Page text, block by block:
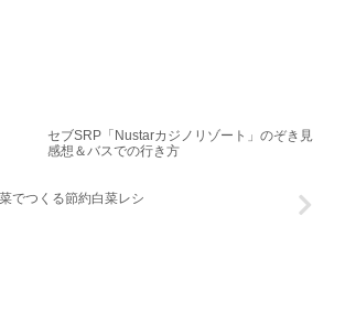
セブSRP「Nustarカジノリゾート」のぞき見
感想＆バスでの行き方
でつくる節約白菜レシ